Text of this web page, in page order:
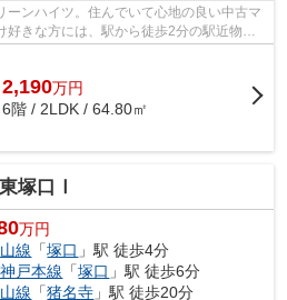
ーンハイツ。住んでいて心地の良い中古マ
きな方には、駅から徒歩2分の駅近物件
なるエ...
2,190万円
6階 / 2LDK / 64.80㎡
塚口Ⅰ
万円
線 「塚口 」駅 徒歩4分
戸本線 「塚口 」駅 徒歩6分
線 「猪名寺 」駅 徒歩20分